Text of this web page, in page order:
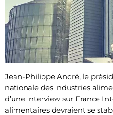
Jean-Philippe André, le
nationale des industries
d’une interview sur France
alimentaires devraient se